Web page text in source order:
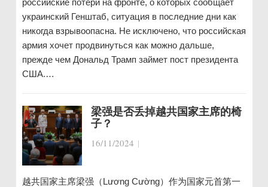
российские потери на фронте, о которых сообщает
украинский Генштаб, ситуация в последние дни как
никогда взрывоопасна. Не исключено, что российская
армия хочет продвинуться как можно дальше,
прежде чем Дональд Трамп займет пост президента
США.…
梁强是否丢掉越共国家主席的椅
子？
16/11/2024 |
越共国家主席梁强（Lương Cường）作为国家元首第一